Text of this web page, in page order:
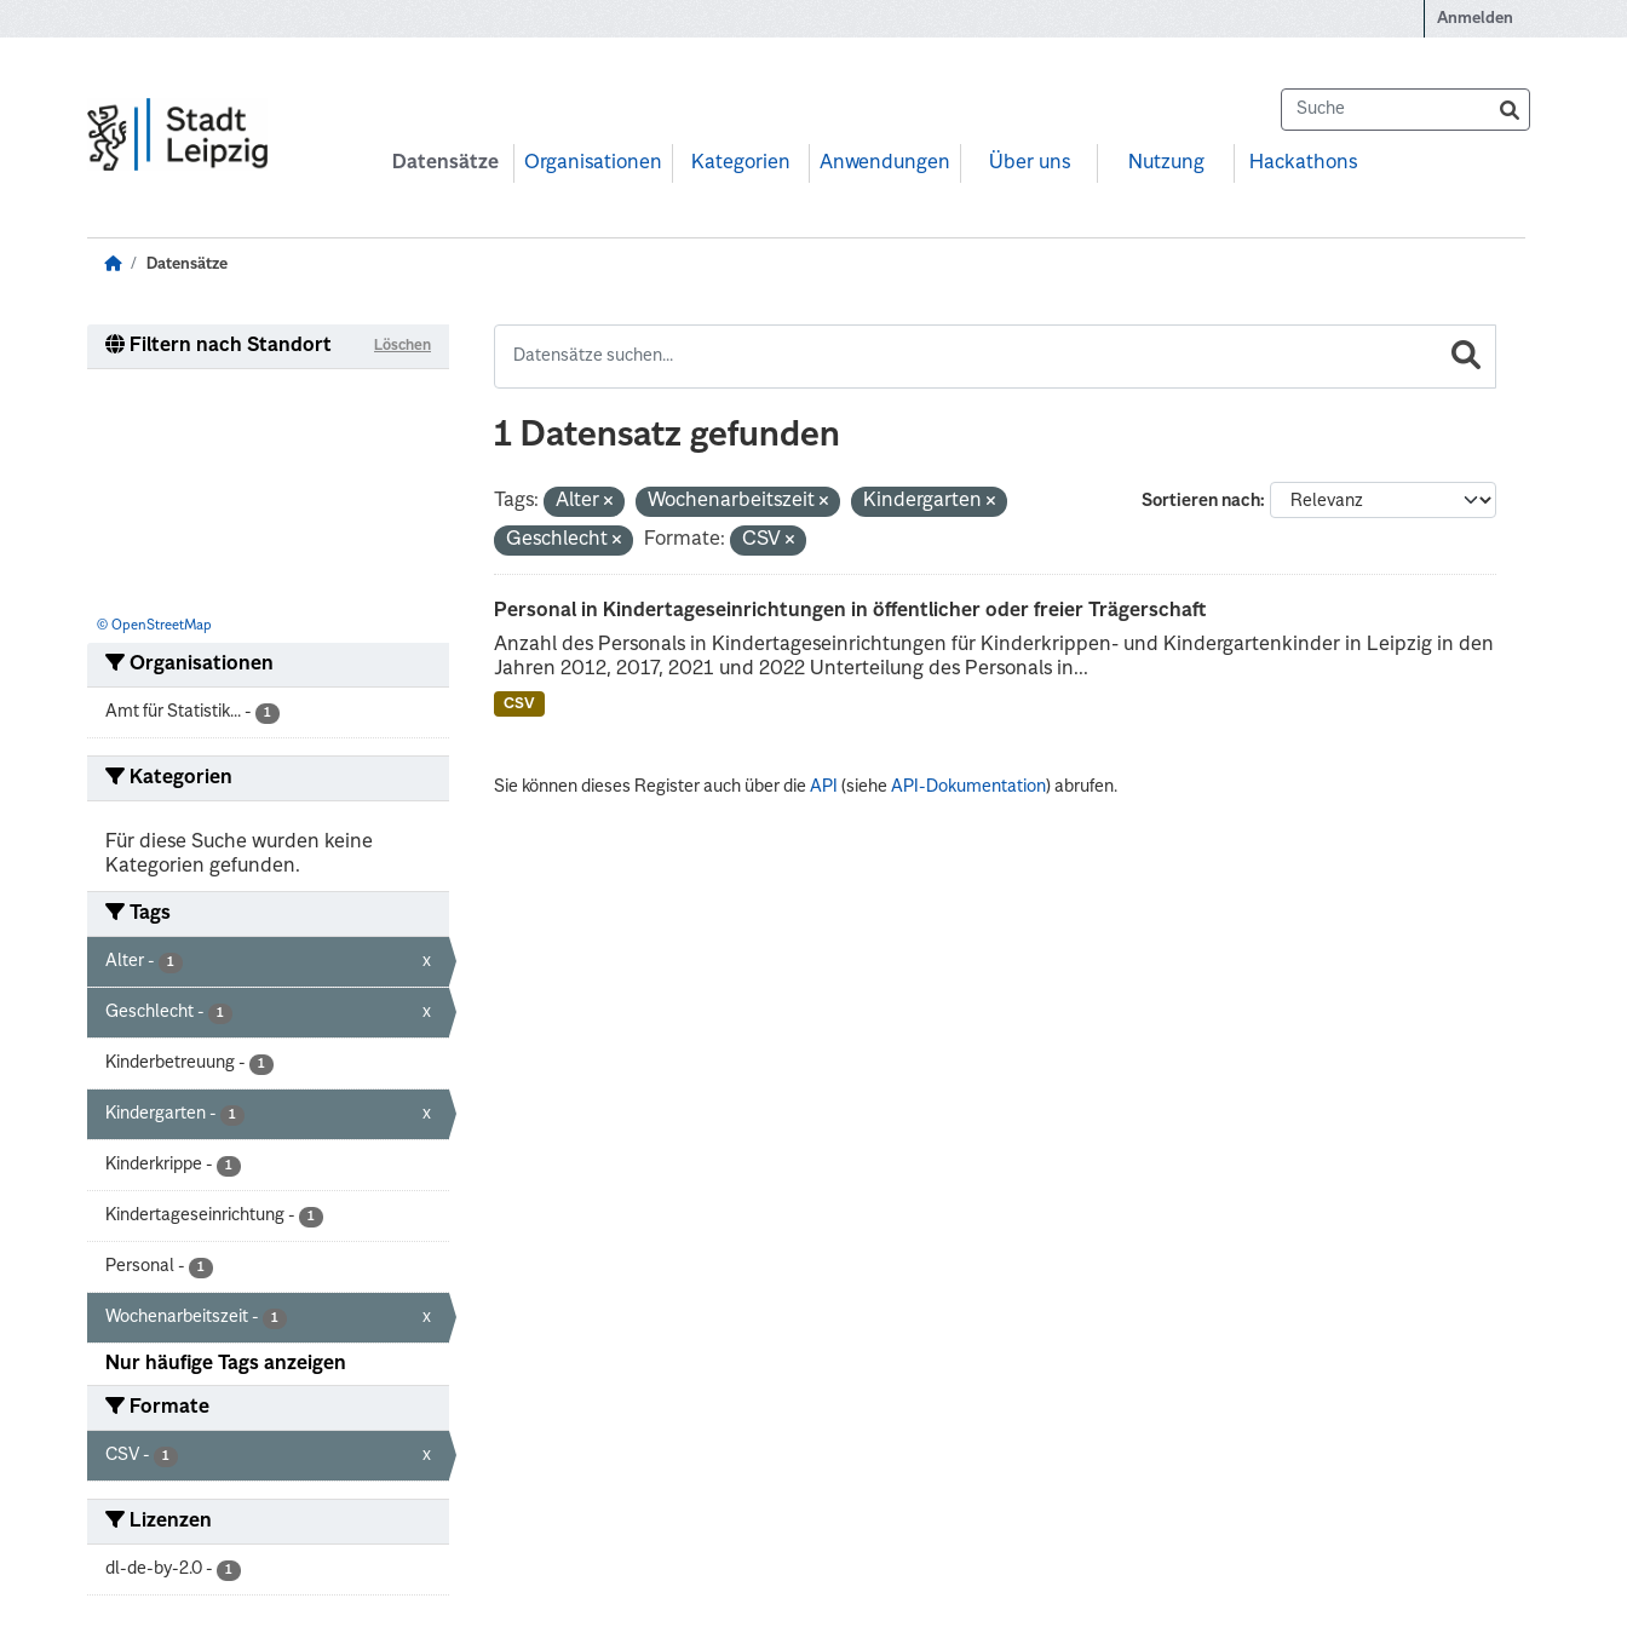
Anmelden
Datensätze Organisationen Kategorien Anwendungen Über uns Nutzung Hackathons
Datensätze
Filtern nach Standort Löschen
© OpenStreetMap
Organisationen
Amt für Statistik... - 1
Kategorien
Für diese Suche wurden keine
Kategorien gefunden.
Tags
Alter - 1 x
Geschlecht - 1 x
Kinderbetreuung - 1
Kindergarten - 1 x
Kinderkrippe - 1
Kindertageseinrichtung - 1
Personal - 1
Wochenarbeitszeit - 1 x
Nur häufige Tags anzeigen
Formate
CSV - 1 x
Lizenzen
dl-de-by-2.0 - 1
1 Datensatz gefunden
Sortieren nach
Tags: Alter Wochenarbeitszeit
Kindergarten
Geschlecht
Formate: CSV
Personal in Kindertageseinrichtungen in öffentlicher oder freier Trägerschaft
Anzahl des Personals in Kindertageseinrichtungen für Kinderkrippen- und Kindergartenkinder in Leipzig in den
Jahren 2012, 2017, 2021 und 2022 Unterteilung des Personals in...
CSV
Sie können dieses Register auch über dieAPI (sieheAPI-Dokumentation) abrufen.